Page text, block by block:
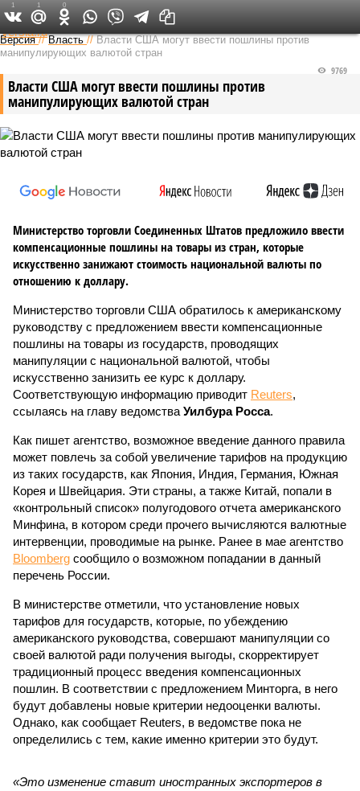
Федеральный выпуск
Версия //Власть //Власти США могут ввести пошлины против
манипулирующих валютой стран
Власти США могут ввести пошлины против
манипулирующих валютой стран
9769
Министерство торговли Соединенных Штатов предложило ввести
компенсационные пошлины на товары из стран, которые
искусственно занижают стоимость национальной валюты по
отношению к доллару.
Министерство торговли США обратилось к американскому
руководству с предложением ввести компенсационные
пошлины на товары из государств, проводящих
манипуляции с национальной валютой, чтобы
искусственно занизить ее курс к доллару.
Соответствующую информацию приводит Reuters,
ссылаясь на главу ведомства Уилбура Росса.
Как пишет агентство, возможное введение данного правила
может повлечь за собой увеличение тарифов на продукцию
из таких государств, как Япония, Индия, Германия, Южная
Корея и Швейцария. Эти страны, а также Китай, попали в
«контрольный список» полугодового отчета американского
Минфина, в котором среди прочего вычисляются валютные
интервенции, проводимые на рынке. Ранее в мае агентство
Bloomberg сообщило о возможном попадании в данный
перечень России.
В министерстве отметили, что установление новых
тарифов для государств, которые, по убеждению
американского руководства, совершают манипуляции со
своей валютой ради получения выгоды, скорректирует
традиционный процесс введения компенсационных
пошлин. В соответствии с предложением Минторга, в него
будут добавлены новые критерии недооценки валюты.
Однако, как сообщает Reuters, в ведомстве пока не
определились с тем, какие именно критерии это будут.
«Это изменение ставит иностранных экспортеров в
1 1 0